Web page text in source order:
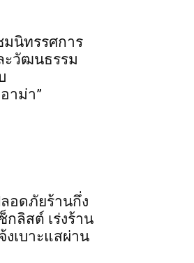
นิทรรศการ
ะวัฒนธรรม
าม่า”
อดภัยร้านกึ่ง
กลิสต์ เร่งร้าน
เบาะแสผ่าน